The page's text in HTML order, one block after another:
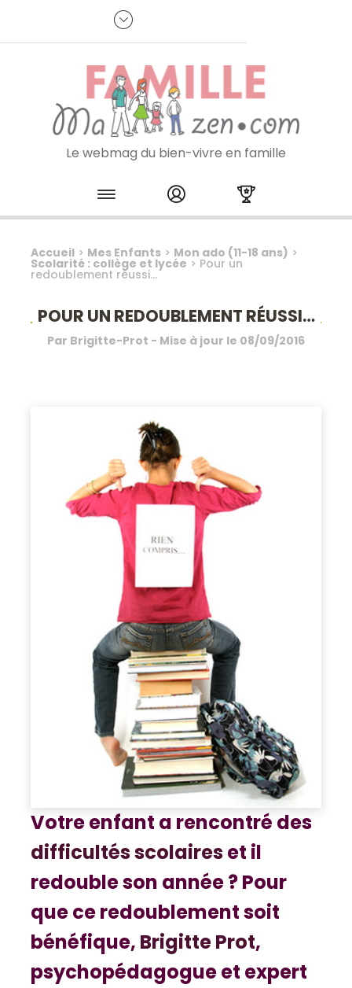
Je m'inscris à la newsletter
Le webmag du bien-vivre en famille
Skip to content
Accueil > Mes Enfants > Mon ado (11-18 ans) >
Scolarité : collège et lycée > Pour un
redoublement réussi…
POUR UN REDOUBLEMENT RÉUSSI…
Par Brigitte-Prot - Mise à jour le 08/09/2016
Votre enfant a rencontré des
difficultés scolaireset il
redouble son année ? Pour
que ce redoublement soit
bénéfique, Brigitte Prot,
psychopédagogue et expert
Panneau de gestion des cookies